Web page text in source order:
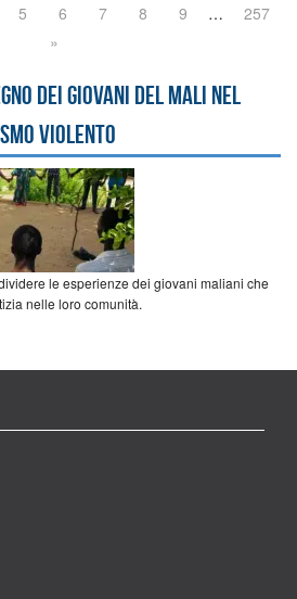
5 6 7 8 9 …
257
»
dei giovani del Mali nel
violento
le esperienze dei giovani maliani che
nelle loro comunità.